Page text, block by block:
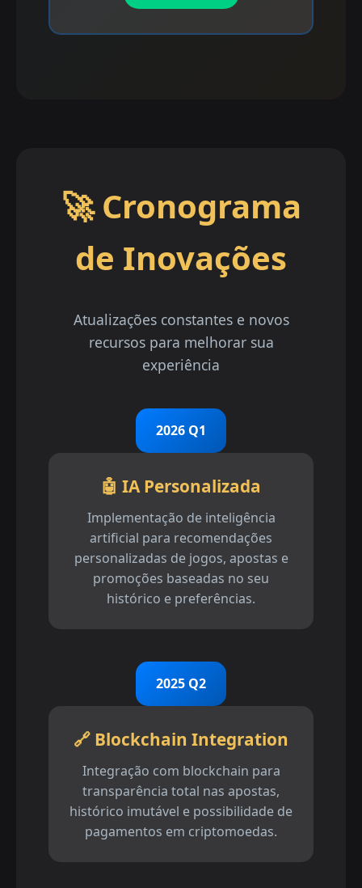
🚀 Cronograma
de Inovações
Atualizações constantes e novos
recursos para melhorar sua
experiência
2026 Q1
🤖 IA Personalizada
Implementação de inteligência
artificial para recomendações
personalizadas de jogos, apostas e
promoções baseadas no seu
histórico e preferências.
2025 Q2
🔗 Blockchain Integration
Integração com blockchain para
transparência total nas apostas,
histórico imutável e possibilidade de
pagamentos em criptomoedas.